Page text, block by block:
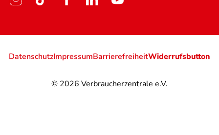
© 2026 Verbraucherzentrale e.V.
DatenschutzImpressumBarrierefreiheitWiderrufsbutton